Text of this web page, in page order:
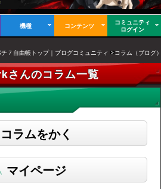
機種 コンテンツ
コミュニティ
ログイン
７自由帳トップ｜ブログコミュニティ コラム（ブログ
んのコラム一覧
コラムをかく
マイページ